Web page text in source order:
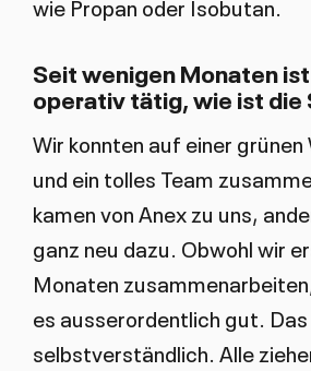
wie Propan oder Isobutan.
Seit wenigen Monaten
operativ tätig, wie ist die
Wir konnten auf einer
und ein tolles Team
kamen von Anex zu uns,
ganz neu dazu. Obwohl wir
Monaten
es ausserordentlich gut.
selbstverständlich. Alle